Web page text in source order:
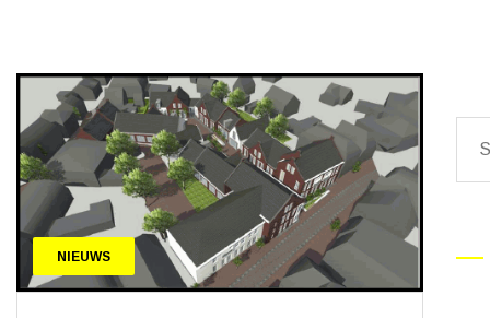
NIEUWS